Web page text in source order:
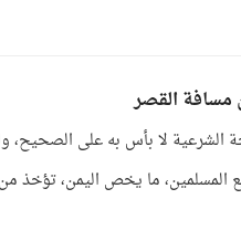
مسافة القصر
الشرعية لا بأس به على
ما يخص اليمن، تؤخذ